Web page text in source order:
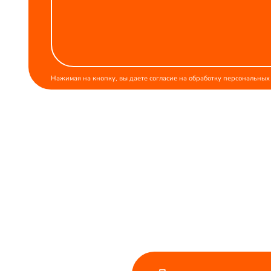
Нажимая на кнопку, вы даете согласиена обработку